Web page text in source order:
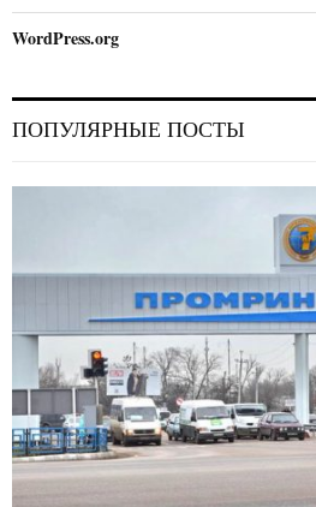
WordPress.org
ПОПУЛЯРНЫЕ ПОСТЫ